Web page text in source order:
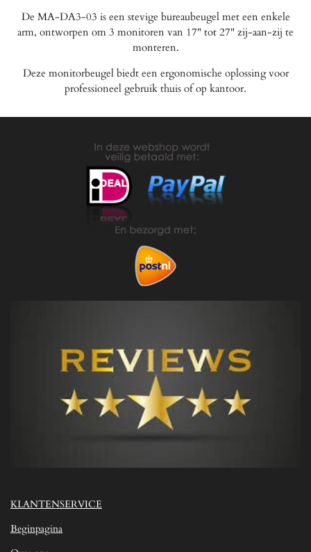
De MA-DA3-03 is een stevige bureaubeugel met een enkele
arm, ontworpen om 3 monitoren van 17" tot 27" zij-aan-zij te
monteren.
Deze monitorbeugel biedt een ergonomische oplossing voor
professioneel gebruik thuis of op kantoor.
KLANTENSERVICE
Beginpagina